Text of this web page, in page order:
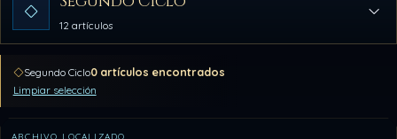
12 artículos
Segundo Ciclo0 artículos encontrados
Limpiar selección
ARCHIVO LOCALIZADO